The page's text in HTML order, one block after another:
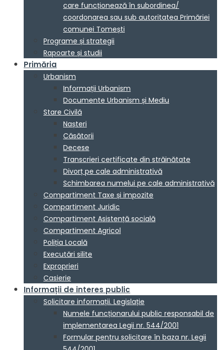
care funcționează în subordinea/
coordonarea sau sub autoritatea Primăriei
comunei Tomești
Programe și strategii
Rapoarte și studii
Primăria
Urbanism
Informații Urbanism
Documente Urbanism și Mediu
Stare Civilă
Nașteri
Căsătorii
Decese
Transcrieri certificate din străinătate
Divorț pe cale administrativă
Schimbarea numelui pe cale administrativă
Compartiment Taxe și impozite
Compartiment Juridic
Compartiment Asistență socială
Compartiment Agricol
Poliția Locală
Executări silite
Exproprieri
Casierie
Informații de interes public
Solicitare informații. Legislație
Numele funcționarului public responsabil de
implementarea Legii nr. 544/2001
Formular pentru solicitare în baza nr. Legii